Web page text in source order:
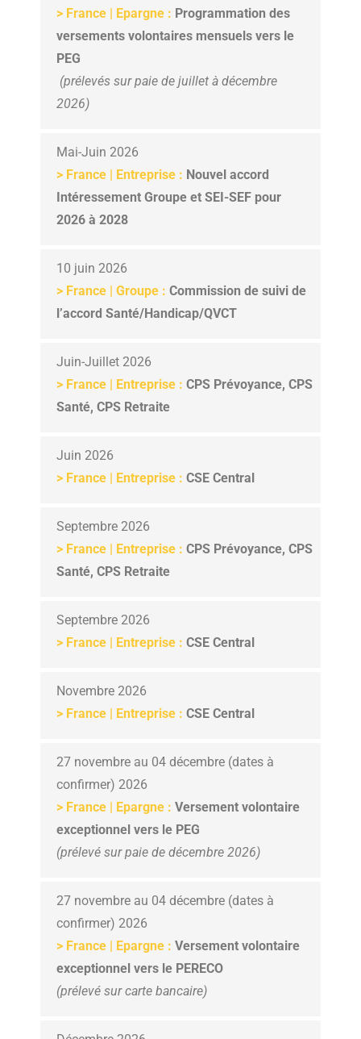
> France | Epargne : Programmation des
versements volontaires mensuels vers le
PEG
(prélevés sur paie de juillet à décembre
2026)
Mai-Juin 2026
> France | Entreprise : Nouvel accord
Intéressement Groupe et SEI-SEF pour
2026 à 2028
10 juin 2026
> France | Groupe : Commission de suivi de
l’accord Santé/Handicap/QVCT
Juin-Juillet 2026
> France | Entreprise : CPS Prévoyance, CPS
Santé, CPS Retraite
Juin 2026
> France | Entreprise : CSE Central
Septembre 2026
> France | Entreprise : CPS Prévoyance, CPS
Santé, CPS Retraite
Septembre 2026
> France | Entreprise : CSE Central
Novembre 2026
> France | Entreprise : CSE Central
27 novembre au 04 décembre (dates à
confirmer) 2026
> France | Epargne : Versement volontaire
exceptionnel vers le PEG
(prélevé sur paie de décembre 2026)
27 novembre au 04 décembre (dates à
confirmer) 2026
> France | Epargne : Versement volontaire
exceptionnel vers le PERECO
(prélevé sur carte bancaire)